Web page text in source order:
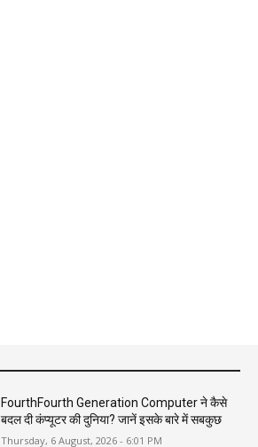
FourthFourth Generation Computer ने कैसे
बदल दी कंप्यूटर की दुनिया? जानें इसके बारे में सबकुछ
Thursday, 6 August, 2026 - 6:01 PM